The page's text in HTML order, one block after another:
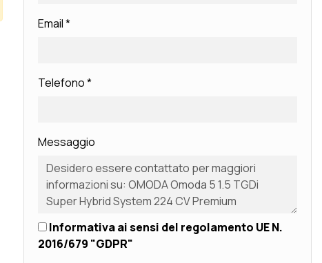
Email*
Telefono*
Messaggio
Informativa ai sensi del regolamento UE N.
2016/679 "GDPR"